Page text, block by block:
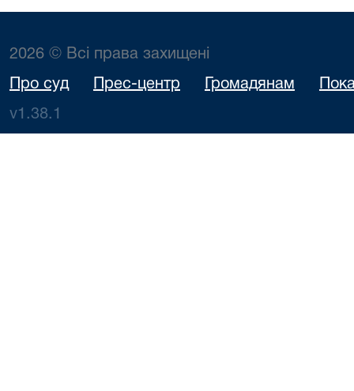
2026 © Всі права захищені
Про суд Прес-центр Громадянам
v1.38.1